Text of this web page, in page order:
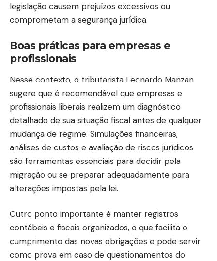
legislação causem prejuízos excessivos ou
comprometam a segurança jurídica.
Boas práticas para empresas e
profissionais
Nesse contexto, o tributarista Leonardo Manzan
sugere que é recomendável que empresas e
profissionais liberais realizem um diagnóstico
detalhado de sua situação fiscal antes de qualquer
mudança de regime. Simulações financeiras,
análises de custos e avaliação de riscos jurídicos
são ferramentas essenciais para decidir pela
migração ou se preparar adequadamente para
alterações impostas pela lei.
Outro ponto importante é manter registros
contábeis e fiscais organizados, o que facilita o
cumprimento das novas obrigações e pode servir
como prova em caso de questionamentos do